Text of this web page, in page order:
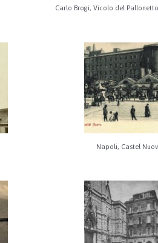
Carlo Brogi, Vicolo del
Napoli, Castel